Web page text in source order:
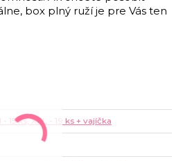
box plný ruží je pre Vás ten
- 15 ks, XXL - 19 ks + vajíčka